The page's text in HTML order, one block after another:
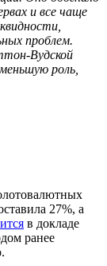
и все чаще
проблем.
Вудской
роль,
27%, а
в докладе
ранее